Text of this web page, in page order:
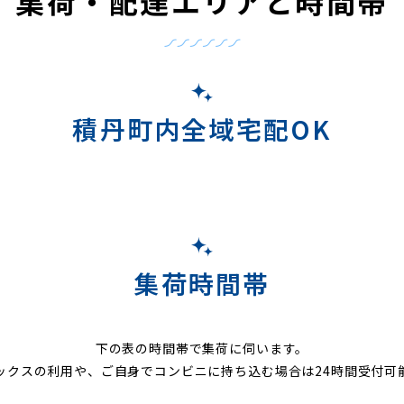
積丹町内全域宅配OK
集荷時間帯
下の表の時間帯で集荷に伺います。
クスの利用や、ご自身でコンビニに持ち込む場合は24時間受付可